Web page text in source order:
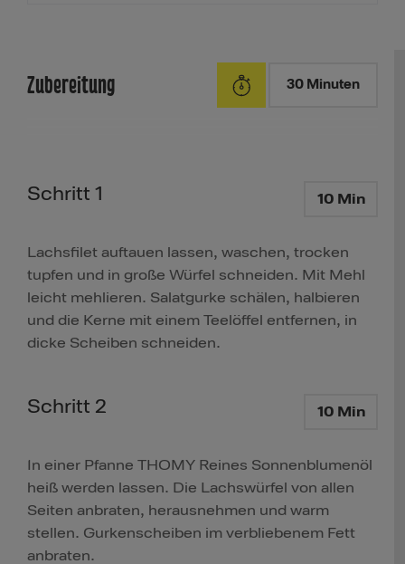
Zubereitung 30 Minuten
Schritt 1 10 Min
Lachsfilet auftauen lassen, waschen, trocken
tupfen und in große Würfel schneiden. Mit Mehl
leicht mehlieren. Salatgurke schälen, halbieren
und die Kerne mit einem Teelöffel entfernen, in
dicke Scheiben schneiden.
Schritt 2 10 Min
In einer Pfanne THOMY Reines Sonnenblumenöl
heiß werden lassen. Die Lachswürfel von allen
Seiten anbraten, herausnehmen und warm
stellen. Gurkenscheiben im verbliebenem Fett
anbraten.